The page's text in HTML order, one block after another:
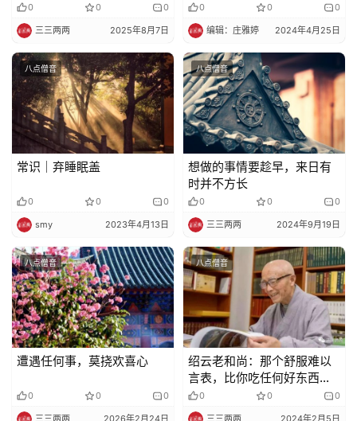
0 0 0
三三两两 2025年8月7日
0 0 0
编辑：庄雅婷 2024年4月25日
八点僧音
常识｜弃睡眠盖
0 0 0
smy 2023年4月13日
八点僧音
想做的事情要趁早，来日有
时并不方长
0 0 0
三三两两 2024年9月19日
八点僧音
遭遇任何事，莫挠欢喜心
0 0 0
三三两两 2026年2月24日
八点僧音
绍云老和尚：那个舒服难以
言表，比你吃任何好东西还
要好
0 0 0
三三两两 2024年2月5日